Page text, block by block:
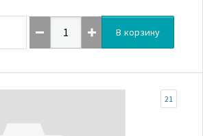
В корзину
21